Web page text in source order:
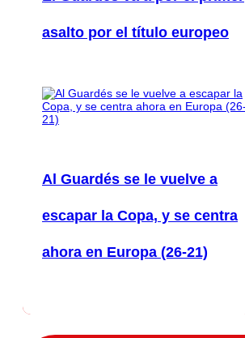
asalto por el título europeo
Al Guardés se le vuelve a
escapar la Copa, y se centra
ahora en Europa (26-21)